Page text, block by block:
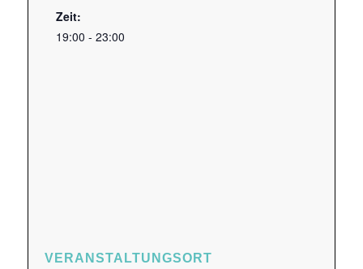
Zeit:
19:00 - 23:00
VERANSTALTUNGSORT